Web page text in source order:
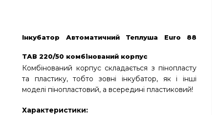
Інкубатор Автоматичний Теплуша Euro 88
ТАВ 220/50 комбінований корпус
Комбінований корпус складається з пінопласту
та пластику, тобто зовні інкубатор, як і інші
моделі пінопластовий, а всередині пластиковий!
Характеристики: